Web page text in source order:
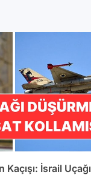
Kaçışı: İsrail Uçağı